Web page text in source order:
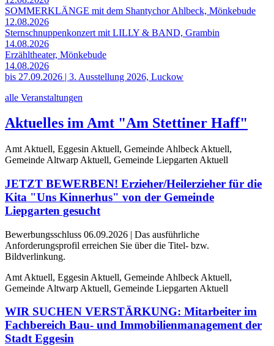
SOMMERKLÄNGE mit dem Shantychor Ahlbeck, Mönkebude
12.08.2026
Sternschnuppenkonzert mit LILLY & BAND, Grambin
14.08.2026
Erzähltheater, Mönkebude
14.08.2026
bis 27.09.2026 | 3. Ausstellung 2026, Luckow
alle Veranstaltungen
Aktuelles im Amt "Am Stettiner Haff"
Amt Aktuell, Eggesin Aktuell, Gemeinde Ahlbeck Aktuell,
Gemeinde Altwarp Aktuell, Gemeinde Liepgarten Aktuell
JETZT BEWERBEN! Erzieher/Heilerzieher für die
Kita "Uns Kinnerhus" von der Gemeinde
Liepgarten gesucht
Bewerbungsschluss 06.09.2026 | Das ausführliche
Anforderungsprofil erreichen Sie über die Titel- bzw.
Bildverlinkung.
Amt Aktuell, Eggesin Aktuell, Gemeinde Ahlbeck Aktuell,
Gemeinde Altwarp Aktuell, Gemeinde Liepgarten Aktuell
WIR SUCHEN VERSTÄRKUNG: Mitarbeiter im
Fachbereich Bau- und Immobilienmanagement der
Stadt Eggesin